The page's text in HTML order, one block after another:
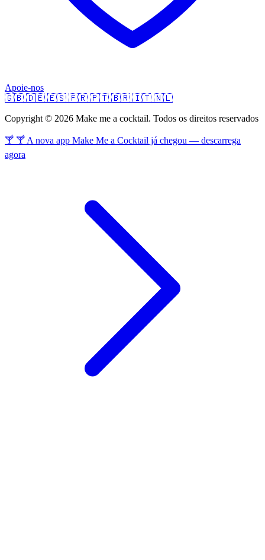
Apoie-nos
🇬🇧 🇩🇪 🇪🇸 🇫🇷 🇵🇹 🇧🇷 🇮🇹 🇳🇱
Copyright © 2026 Make me a cocktail. Todos os direitos reservados
🍸 🍸 A nova app Make Me a Cocktail já chegou — descarrega
agora